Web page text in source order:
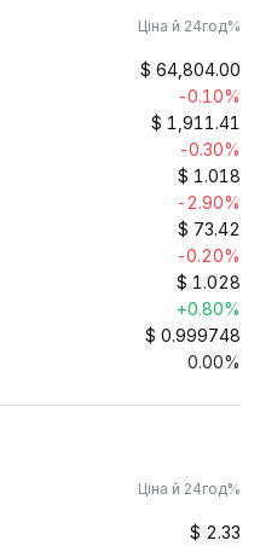
Ціна й 24год%
$ 64,804.00
-0.10%
$ 1,911.41
-0.30%
$ 1.018
-2.90%
$ 73.42
-0.20%
$ 1.028
+0.80%
$ 0.999748
0.00%
Ціна й 24год%
$ 2.33